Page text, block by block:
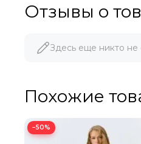
Отзывы о
Здесь еще никто не
Похожие
−50%